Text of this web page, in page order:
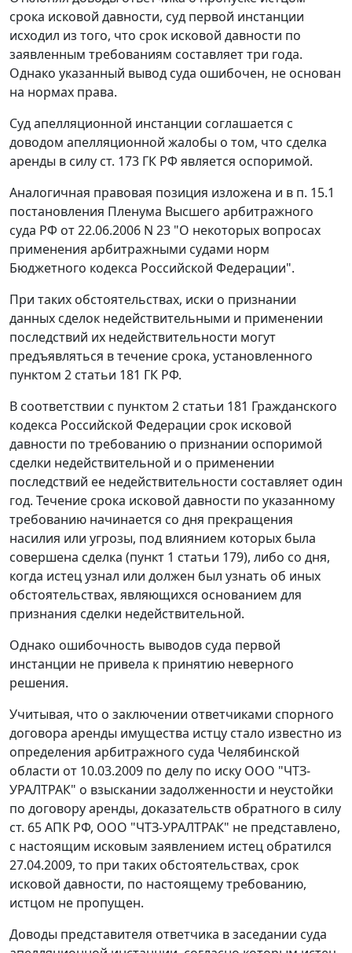
срока исковой давности, суд первой инстанции
исходил из того, что срок исковой давности по
заявленным требованиям составляет три года.
Однако указанный вывод суда ошибочен, не основан
на нормах права.
Суд апелляционной инстанции соглашается с
доводом апелляционной жалобы о том, что сделка
аренды в силу ст. 173 ГК РФ является оспоримой.
Аналогичная правовая позиция изложена и в п. 15.1
постановления Пленума Высшего арбитражного
суда РФ от 22.06.2006 N 23 "О некоторых вопросах
применения арбитражными судами норм
Бюджетного кодекса Российской Федерации".
При таких обстоятельствах, иски о признании
данных сделок недействительными и применении
последствий их недействительности могут
предъявляться в течение срока, установленного
пунктом 2 статьи 181 ГК РФ.
В соответствии с пунктом 2 статьи 181 Гражданского
кодекса Российской Федерации срок исковой
давности по требованию о признании оспоримой
сделки недействительной и о применении
последствий ее недействительности составляет один
год. Течение срока исковой давности по указанному
требованию начинается со дня прекращения
насилия или угрозы, под влиянием которых была
совершена сделка (пункт 1 статьи 179), либо со дня,
когда истец узнал или должен был узнать об иных
обстоятельствах, являющихся основанием для
признания сделки недействительной.
Однако ошибочность выводов суда первой
инстанции не привела к принятию неверного
решения.
Учитывая, что о заключении ответчиками спорного
договора аренды имущества истцу стало известно из
определения арбитражного суда Челябинской
области от 10.03.2009 по делу по иску ООО "ЧТЗ-
УРАЛТРАК" о взыскании задолженности и неустойки
по договору аренды, доказательств обратного в силу
ст. 65АПК РФ, ООО "ЧТЗ-УРАЛТРАК" не представлено,
с настоящим исковым заявлением истец обратился
27.04.2009, то при таких обстоятельствах, срок
исковой давности, по настоящему требованию,
истцом не пропущен.
Доводы представителя ответчика в заседании суда